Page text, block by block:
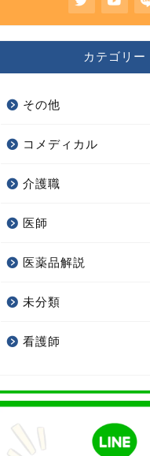
カテゴリー
その他
コメディカル
介護職
医師
医薬品解説
未分類
看護師